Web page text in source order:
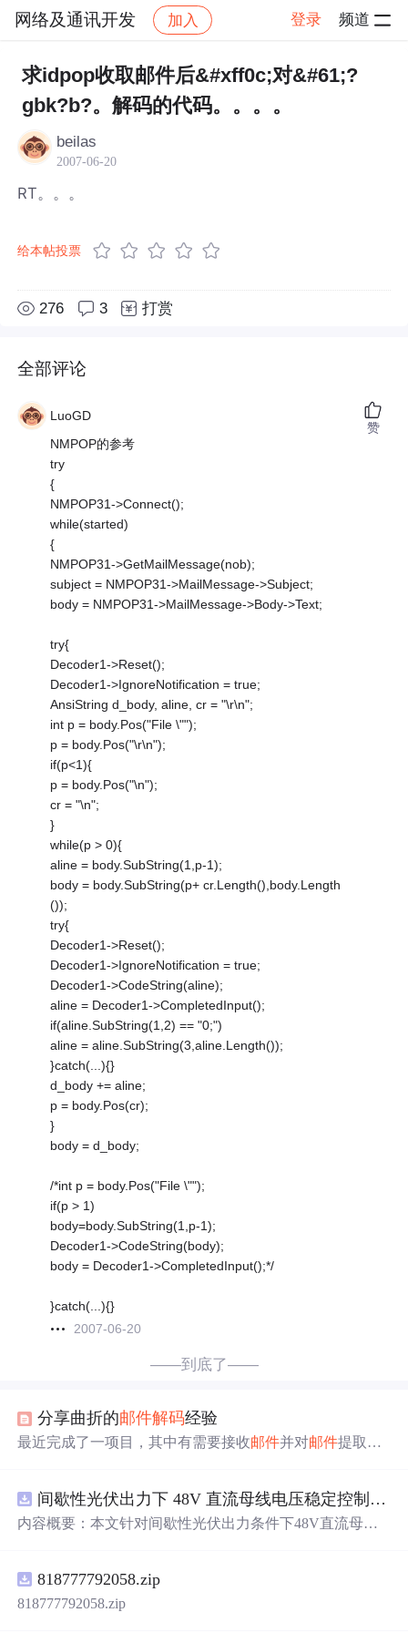
网络及通讯开发 加入 登录 频道
社区 网络及通讯开发 帖子详情
求idpop收取邮件后&#xff0c;对&#61;?
gbk?b?。解码的代码。。。。
beilas
2007-06-20
RT。。。
给本帖投票
276 3 打赏
全部评论
LuoGD
NMPOP的参考
try
{
NMPOP31->Connect();
while(started)
{
NMPOP31->GetMailMessage(nob);
subject = NMPOP31->MailMessage->Subject;
body = NMPOP31->MailMessage->Body->Text;
try{
Decoder1->Reset();
Decoder1->IgnoreNotification = true;
AnsiString d_body, aline, cr = "\r\n";
int p = body.Pos("File \"");
p = body.Pos("\r\n");
if(p<1){
p = body.Pos("\n");
cr = "\n";
}
while(p > 0){
aline = body.SubString(1,p-1);
body = body.SubString(p+ cr.Length(),body.Length
());
try{
Decoder1->Reset();
Decoder1->IgnoreNotification = true;
Decoder1->CodeString(aline);
aline = Decoder1->CompletedInput();
if(aline.SubString(1,2) == "0;")
aline = aline.SubString(3,aline.Length());
}catch(...){}
d_body += aline;
p = body.Pos(cr);
}
body = d_body;
/*int p = body.Pos("File \"");
if(p > 1)
body=body.SubString(1,p-1);
Decoder1->CodeString(body);
body = Decoder1->CompletedInput();*/
}catch(...){}
2007-06-20
赞
——到底了——
分享曲折的邮件解码经验
最近完成了一项目，其中有需要接收邮件并对邮件提取内
POP3 和 IdMessage 再加几行 代码就完成接收并提取出内
容附件了( 代码略)。很可惜，到底还是外国人开源开发
间歇性光伏出力下 48V 直流母线电压稳定控制及储能双向充放电闭环调控体系研究（Simulink仿真实现）
内容概要：本文针对间歇性光伏出力条件下48V直流母线
含光伏阵列、Boost型DC-DC变换器、双向DC-DC变换器
与锂离子电池储能系统的完整拓扑结构，结合光伏最大功
818777792058.zip
818777792058.zip